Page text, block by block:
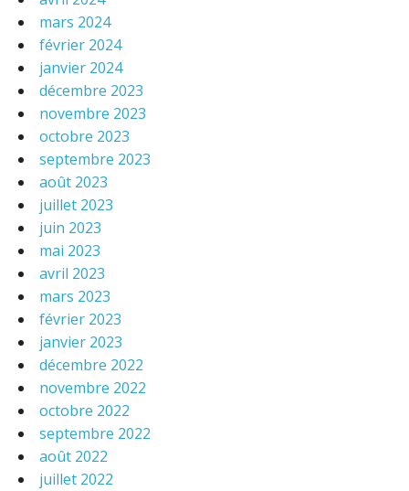
mars 2024
février 2024
janvier 2024
décembre 2023
novembre 2023
octobre 2023
septembre 2023
août 2023
juillet 2023
juin 2023
mai 2023
avril 2023
mars 2023
février 2023
janvier 2023
décembre 2022
novembre 2022
octobre 2022
septembre 2022
août 2022
juillet 2022